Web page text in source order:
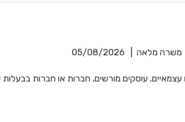
משרה מלאה 05/08/2026
עוסקים מורשים, חברות או חברות